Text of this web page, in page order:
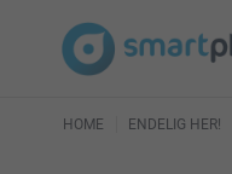
HOME ENDELIG HER!